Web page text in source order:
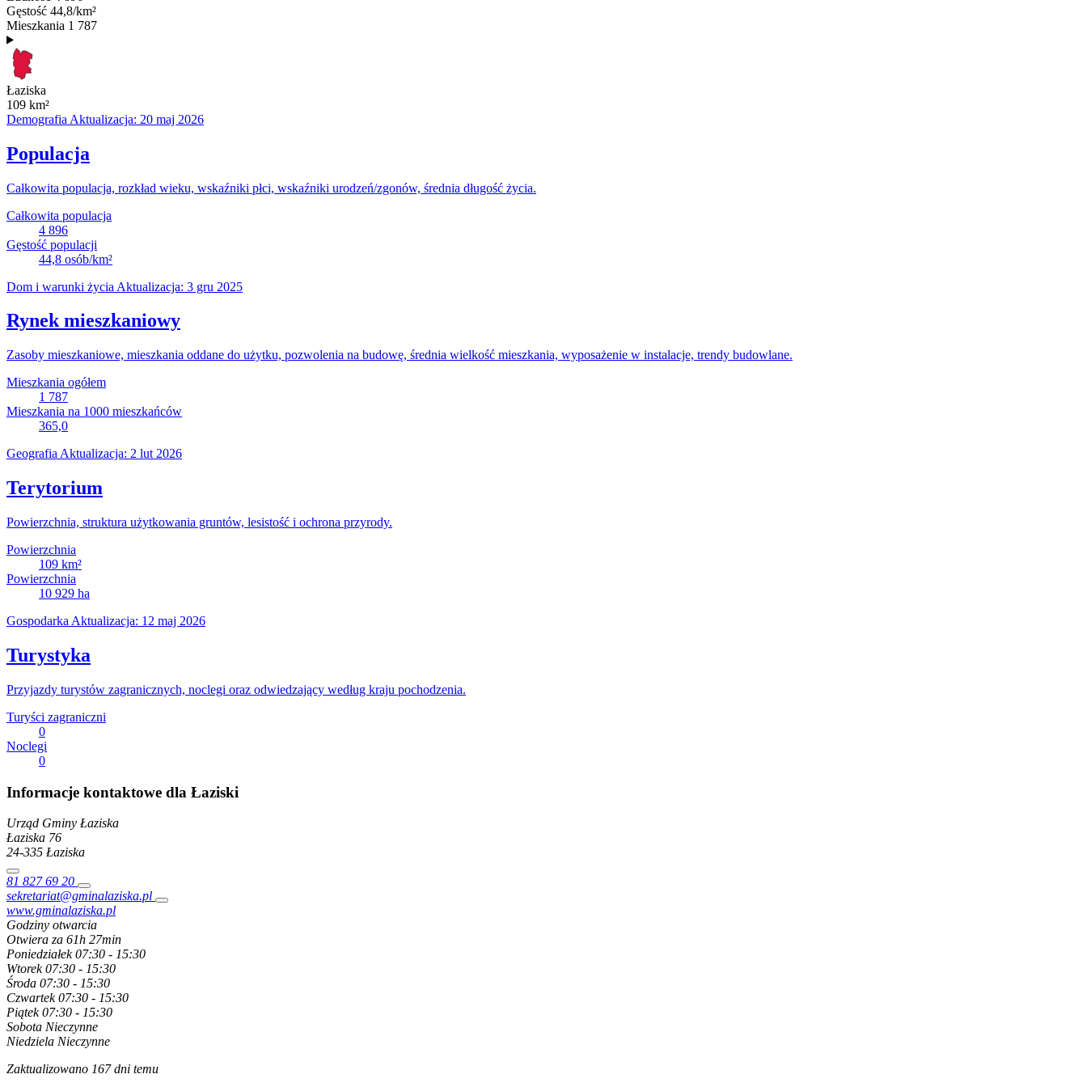
Gęstość 44,8/km²
Mieszkania 1 787
Łaziska
109 km²
Demografia Aktualizacja: 20 maj 2026
Populacja
Całkowita populacja, rozkład wieku, wskaźniki płci, wskaźniki urodzeń/zgonów, średnia długość życia.
Całkowita populacja
4 896
Gęstość populacji
44,8 osób/km²
Dom i warunki życia Aktualizacja: 3 gru 2025
Rynek mieszkaniowy
Zasoby mieszkaniowe, mieszkania oddane do użytku, pozwolenia na budowę, średnia wielkość mieszkania, wyposażenie w instalacje, trendy budowlane.
Mieszkania ogółem
1 787
Mieszkania na 1000 mieszkańców
365,0
Geografia Aktualizacja: 2 lut 2026
Terytorium
Powierzchnia, struktura użytkowania gruntów, lesistość i ochrona przyrody.
Powierzchnia
109 km²
Powierzchnia
10 929 ha
Gospodarka Aktualizacja: 12 maj 2026
Turystyka
Przyjazdy turystów zagranicznych, noclegi oraz odwiedzający według kraju pochodzenia.
Turyści zagraniczni
0
Noclegi
0
Informacje kontaktowe dla Łaziski
Urząd Gminy Łaziska
Łaziska 76
24-335 Łaziska
81 827 69 20
sekretariat@gminalaziska.pl
www.gminalaziska.pl
Godziny otwarcia
Otwiera za 61h 27min
Poniedziałek 07:30 - 15:30
Wtorek 07:30 - 15:30
Środa 07:30 - 15:30
Czwartek 07:30 - 15:30
Piątek 07:30 - 15:30
Sobota Nieczynne
Niedziela Nieczynne
Zaktualizowano 167 dni temu